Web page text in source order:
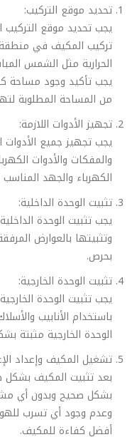
تحديد موقع التركيب:
يجب تحديد موقع
تركيب المكيف في منطقة
الحرارية مثل الشمس
يجب تأكيد وجود مساحة
من المساحة المطلوبة
تجهيز الأدوات اللازمة:
يجب تجهيز جميع الأدوات
والمفكات والأدوات
الكهرباء والجهد
تثبيت الوحدة الداخلية:
وتثبيتها بالعوارض
بحرص.
تثبيت الوحدة الخارجية:
يجب تثبيت الوحدة
باستخدام الأنابيب
الوحدة الخارجية مثبتة
تشغيل المكيف وإعداد
بعد تثبيت المكيف بشكل
بشكل صحيح وبدون أي
وعدم وجود أي تسرب
أفضل كفاءة للمكيف.